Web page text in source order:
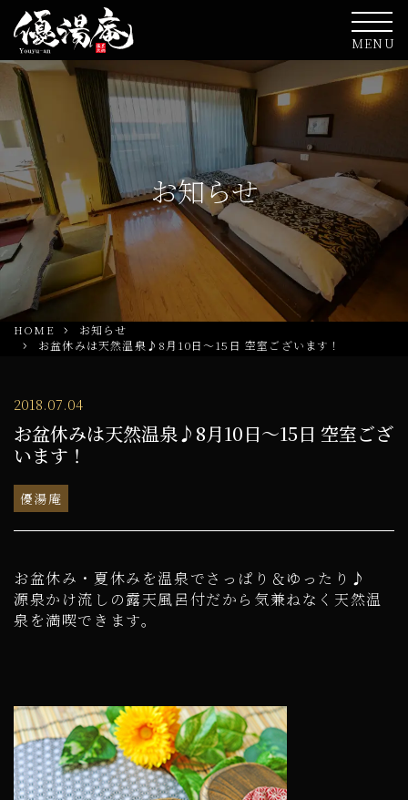
MENU
お知らせ
HOME
お知らせ
お盆休みは天然温泉♪8月10日～15日 空室ございます！
2018.07.04
お盆休みは天然温泉♪8月10日～15日 空室ござ
います！
優湯庵
お盆休み・夏休みを温泉でさっぱり＆ゆったり♪
源泉かけ流しの露天風呂付だから気兼ねなく天然温
泉を満喫できます。